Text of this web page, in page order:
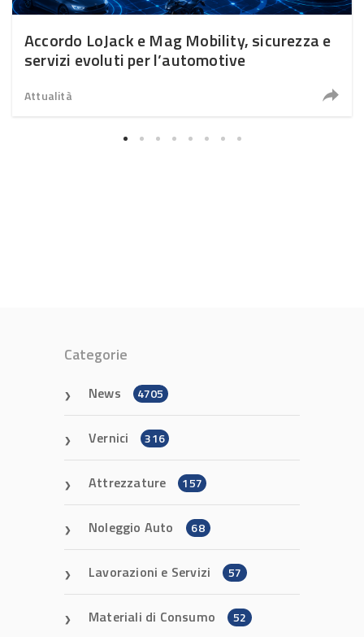
Accordo LoJack e Mag Mobility, sicurezza e
servizi evoluti per l’automotive
Attualità
Categorie
News 4705
Vernici 316
Attrezzature 157
Noleggio Auto 68
Lavorazioni e Servizi 57
Materiali di Consumo 52